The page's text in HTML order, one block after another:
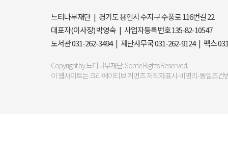
느티나무재단 | 경기도 용인시 수지구 수풍로 116번길 22
대표자(이사장) 박영숙 | 사업자등록번호 135-82-10547
도서관 031-262-3494 | 재단사무국 031-262-9124 | 팩스
Copyright by 느티나무재단. Some Rights Reserved.
이 웹사이트는 크리에이티브 커먼즈 저작자표시-비영리-동일조건